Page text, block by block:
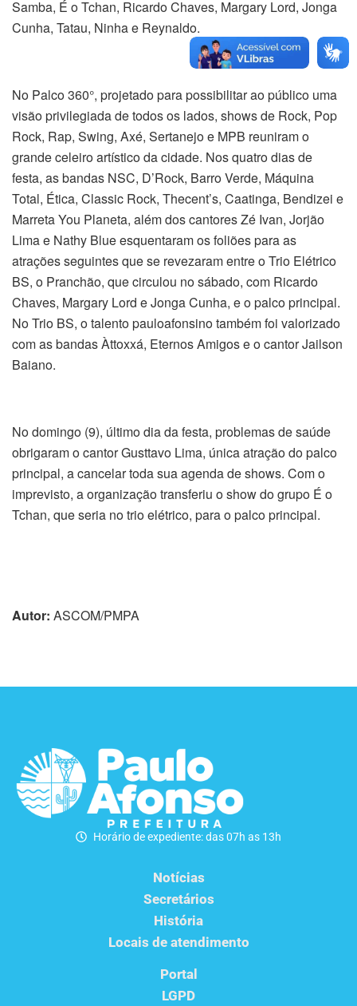
Samba, É o Tchan, Ricardo Chaves, Margary Lord, Jonga
Cunha, Tatau, Ninha e Reynaldo.
No Palco 360°, projetado para possibilitar ao público uma
visão privilegiada de todos os lados, shows de Rock, Pop
Rock, Rap, Swing, Axé, Sertanejo e MPB reuniram o
grande celeiro artístico da cidade. Nos quatro dias de
festa, as bandas NSC, D’Rock, Barro Verde, Máquina
Total, Ética, Classic Rock, Thecent’s, Caatinga, Bendizei e
Marreta You Planeta, além dos cantores Zé Ivan, Jorjão
Lima e Nathy Blue esquentaram os foliões para as
atrações seguintes que se revezaram entre o Trio Elétrico
BS, o Pranchão, que circulou no sábado, com Ricardo
Chaves, Margary Lord e Jonga Cunha, e o palco principal.
No Trio BS, o talento pauloafonsino também foi valorizado
com as bandas Àttoxxá, Eternos Amigos e o cantor Jailson
Baiano.
No domingo (9), último dia da festa, problemas de saúde
obrigaram o cantor Gusttavo Lima, única atração do palco
principal, a cancelar toda sua agenda de shows. Com o
imprevisto, a organização transferiu o show do grupo É o
Tchan, que seria no trio elétrico, para o palco principal.
Autor: ASCOM/PMPA
Horário de expediente: das 07h as 13h
Notícias
Secretários
História
Locais de atendimento
Portal
LGPD